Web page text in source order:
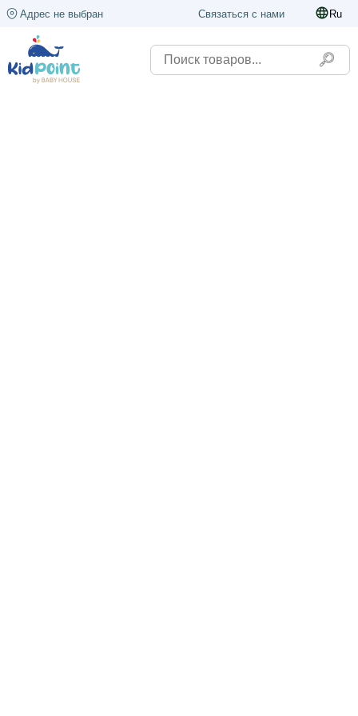
Адрес не выбран Связаться с нами Ru